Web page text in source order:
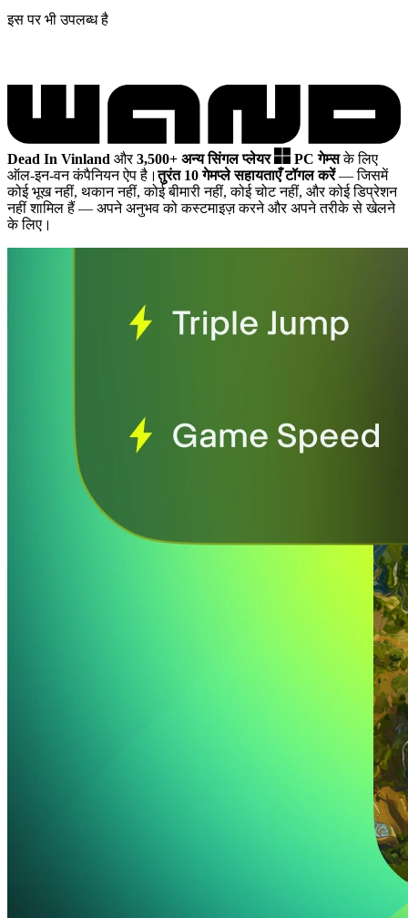
इस पर भी उपलब्ध है
Dead In Vinland और3,500+ अन्य सिंगल प्लेयर PC गेम्सके लिए
ऑल-इन-वन कंपैनियन ऐप है।तुरंत 10 गेमप्ले सहायताएँ टॉगल करें— जिसमें
कोई भूख नहीं, थकान नहीं, कोई बीमारी नहीं, कोई चोट नहीं, और कोई डिप्रेशन
नहीं शामिल हैं — अपने अनुभव को कस्टमाइज़ करने और अपने तरीके से खेलने
के लिए।